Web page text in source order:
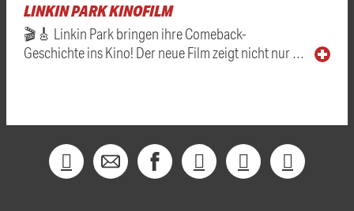
LINKIN PARK KINOFILM
🎬🎸 Linkin Park bringen ihre Comeback-
Geschichte ins Kino! Der neue Film zeigt nicht nur …